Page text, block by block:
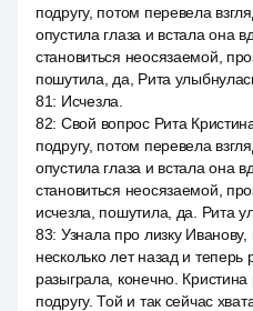
подругу, потом перевела
опустила глаза и встала она
становиться неосязаемой,
пошутила, да, Рита
81: Исчезла.
82: Свой вопрос Рита
подругу, потом перевела
опустила глаза и встала она
становиться неосязаемой,
исчезла, пошутила, да. Рита
83: Узнала про лизку
несколько лет назад и
разыграла, конечно.
подругу. Той и так сейчас